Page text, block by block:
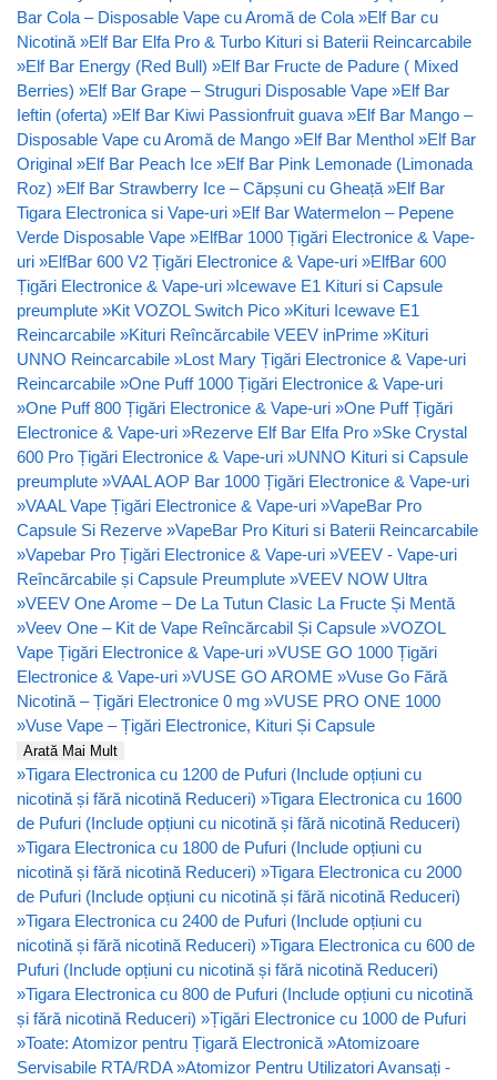
Bar Cola – Disposable Vape cu Aromă de Cola »Elf Bar cu
Nicotină »Elf Bar Elfa Pro & Turbo Kituri si Baterii Reincarcabile
»Elf Bar Energy (Red Bull) »Elf Bar Fructe de Padure ( Mixed
Berries) »Elf Bar Grape – Struguri Disposable Vape »Elf Bar
Ieftin (oferta) »Elf Bar Kiwi Passionfruit guava »Elf Bar Mango –
Disposable Vape cu Aromă de Mango »Elf Bar Menthol »Elf Bar
Original »Elf Bar Peach Ice »Elf Bar Pink Lemonade (Limonada
Roz) »Elf Bar Strawberry Ice – Căpșuni cu Gheață »Elf Bar
Tigara Electronica si Vape-uri »Elf Bar Watermelon – Pepene
Verde Disposable Vape »ElfBar 1000 Țigări Electronice & Vape-
uri »ElfBar 600 V2 Țigări Electronice & Vape-uri »ElfBar 600
Țigări Electronice & Vape-uri »Icewave E1 Kituri si Capsule
preumplute »Kit VOZOL Switch Pico »Kituri Icewave E1
Reincarcabile »Kituri Reîncărcabile VEEV inPrime »Kituri
UNNO Reincarcabile »Lost Mary Țigări Electronice & Vape-uri
Reincarcabile »One Puff 1000 Țigări Electronice & Vape-uri
»One Puff 800 Țigări Electronice & Vape-uri »One Puff Țigări
Electronice & Vape-uri »Rezerve Elf Bar Elfa Pro »Ske Crystal
600 Pro Țigări Electronice & Vape-uri »UNNO Kituri si Capsule
preumplute »VAAL AOP Bar 1000 Țigări Electronice & Vape-uri
»VAAL Vape Țigări Electronice & Vape-uri »VapeBar Pro
Capsule Si Rezerve »VapeBar Pro Kituri si Baterii Reincarcabile
»Vapebar Pro Țigări Electronice & Vape-uri »VEEV - Vape-uri
Reîncărcabile și Capsule Preumplute »VEEV NOW Ultra
»VEEV One Arome – De La Tutun Clasic La Fructe Și Mentă
»Veev One – Kit de Vape Reîncărcabil Și Capsule »VOZOL
Vape Țigări Electronice & Vape-uri »VUSE GO 1000 Țigări
Electronice & Vape-uri »VUSE GO AROME »Vuse Go Fără
Nicotină – Țigări Electronice 0 mg »VUSE PRO ONE 1000
»Vuse Vape – Țigări Electronice, Kituri Și Capsule
Arată Mai Mult
»Tigara Electronica cu 1200 de Pufuri (Include opțiuni cu
nicotină și fără nicotină Reduceri) »Tigara Electronica cu 1600
de Pufuri (Include opțiuni cu nicotină și fără nicotină Reduceri)
»Tigara Electronica cu 1800 de Pufuri (Include opțiuni cu
nicotină și fără nicotină Reduceri) »Tigara Electronica cu 2000
de Pufuri (Include opțiuni cu nicotină și fără nicotină Reduceri)
»Tigara Electronica cu 2400 de Pufuri (Include opțiuni cu
nicotină și fără nicotină Reduceri) »Tigara Electronica cu 600 de
Pufuri (Include opțiuni cu nicotină și fără nicotină Reduceri)
»Tigara Electronica cu 800 de Pufuri (Include opțiuni cu nicotină
și fără nicotină Reduceri) »Țigări Electronice cu 1000 de Pufuri
»Toate: Atomizor pentru Țigară Electronică »Atomizoare
Servisabile RTA/RDA »Atomizor Pentru Utilizatori Avansați -